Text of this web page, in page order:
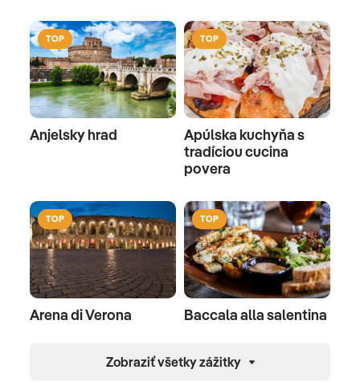
TOP
Anjelsky hrad
TOP
Apúlska kuchyňa s
tradíciou cucina
povera
TOP
Arena di Verona
TOP
Baccala alla salentina
Zobraziť všetky zážitky